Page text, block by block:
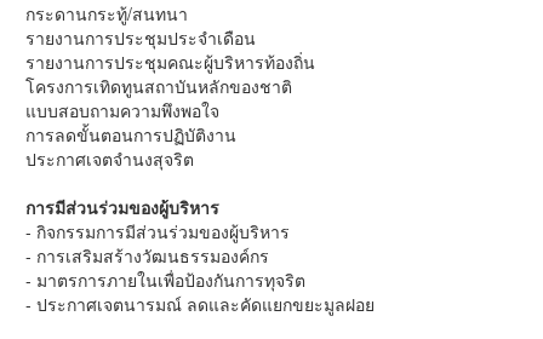
กระดานกระทู้/สนทนา
รายงานการประชุมประจำเดือน
รายงานการประชุมคณะผู้บริหารท้องถิ่น
โครงการเทิดทูนสถาบันหลักของชาติ
แบบสอบถามความพึงพอใจ
การลดขั้นตอนการปฏิบัติงาน
ประกาศเจตจำนงสุจริต
การมีส่วนร่วมของผู้บริหาร
- กิจกรรมการมีส่วนร่วมของผู้บริหาร
- การเสริมสร้างวัฒนธรรมองค์กร
- มาตรการภายในเพื่อป้องกันการทุจริต
- ประกาศเจตนารมณ์ ลดและคัดแยกขยะมูลฝอย